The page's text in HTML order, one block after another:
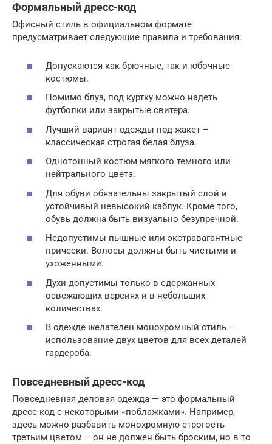
Формальный дресс-код
Офисный стиль в официальном формате
предусматривает следующие правила и требования:
Допускаются как брючные, так и юбочные
костюмы.
Помимо блуз, под куртку можно надеть
футболки или закрытые свитера.
Лучший вариант одежды под жакет –
классическая строгая белая блуза.
Однотонный костюм мягкого темного или
нейтрального цвета.
Для обуви обязательны закрытый слой и
устойчивый невысокий каблук. Кроме того,
обувь должна быть визуально безупречной.
Недопустимы пышные или экстравагантные
прически. Волосы должны быть чистыми и
ухоженными.
Духи допустимы только в сдержанных
освежающих версиях и в небольших
количествах.
В одежде желателен монохромный стиль –
использование двух цветов для всех деталей
гардероба.
Повседневный дресс-код
Повседневная деловая одежда — это формальный
дресс-код с некоторыми «поблажками». Например,
здесь можно разбавить монохромную строгость
третьим цветом – он не должен быть броским, но в то